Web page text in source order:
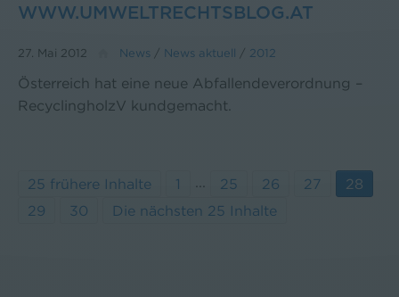
WWW.UMWELTRECHTSBLOG.AT
27. Mai 2012 News / News aktuell / 2012
Österreich hat eine neue Abfallendeverordnung –
RecyclingholzV kundgemacht.
25 frühere Inhalte 1 25 26 27
28
29
30 Die nächsten 25 Inhalte